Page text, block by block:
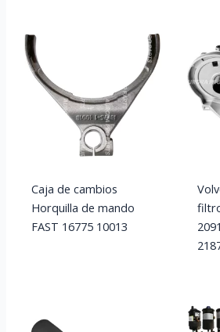
Caja de cambios
Horquilla de mando
FAST 16775 10013